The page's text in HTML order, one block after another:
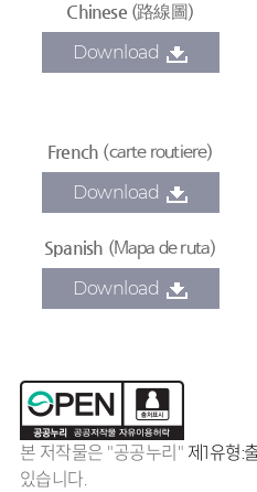
Chinese (路線圖)
Download
French (carte routiere)
Download
Spanish (Mapa de ruta)
Download
본 저작물은 "공공누리" 제1유형:
있습니다.